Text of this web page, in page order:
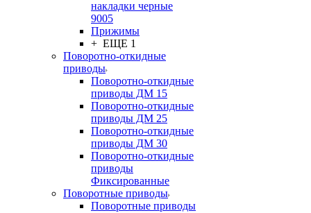
накладки черные
9005
Прижимы
+ ЕЩЕ 1
Поворотно-откидные
приводы
Поворотно-откидные
приводы ДМ 15
Поворотно-откидные
приводы ДМ 25
Поворотно-откидные
приводы ДМ 30
Поворотно-откидные
приводы
Фиксированные
Поворотные приводы
Поворотные приводы